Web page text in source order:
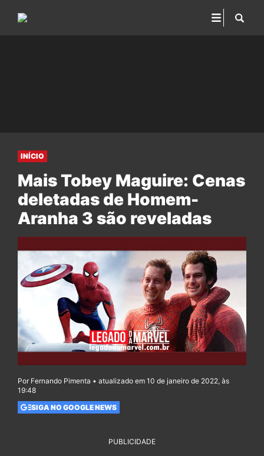
INÍCIO
Mais Tobey Maguire: Cenas
deletadas de Homem-
Aranha 3 são reveladas
Por Fernando Pimenta • atualizado em 10 de janeiro de 2022, às
19:48
SIGA NO GOOGLE NEWS
PUBLICIDADE